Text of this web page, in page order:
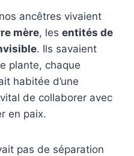
ancêtres vivaient
mère, les entités de
. Ils savaient
plante, chaque
habitée d’une
de collaborer avec
en paix.
pas de séparation